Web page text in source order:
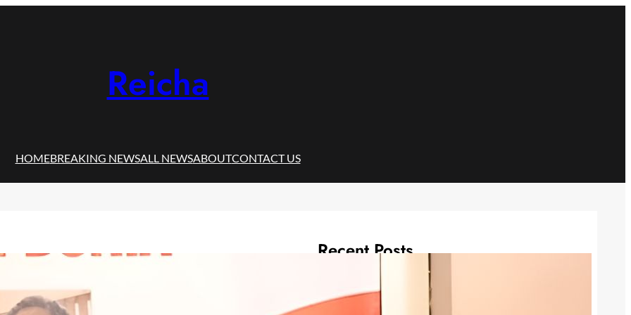
Reicha
HOMEBREAKING NEWSALL NEWSABOUTCONTACT US
Recent Posts
Pihak ART Nur Khawatir Erin Wartia
Hilangkan Barang